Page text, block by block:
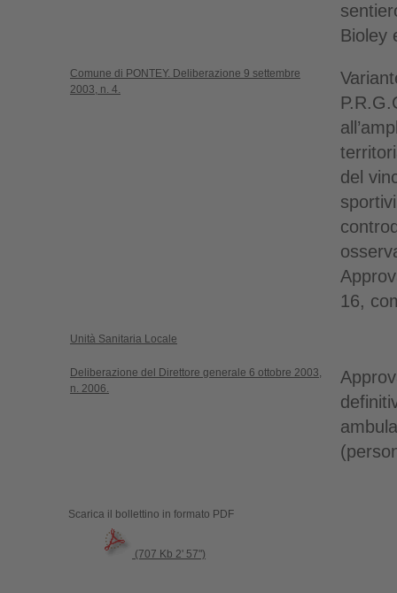
Bioley
Comune di PONTEY. Deliberazione 9 settembre
2003, n. 4.
del
16,
Unità Sanitaria Locale
Deliberazione del Direttore generale 6 ottobre 2003,
n. 2006.
Scarica il bollettino in formato PDF
(707 Kb 2' 57")